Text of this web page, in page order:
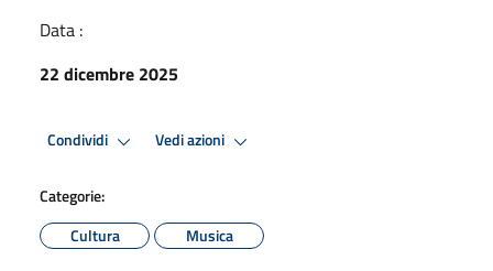
Data :
22 dicembre 2025
Condividi Vedi azioni
Categorie:
Cultura
Musica